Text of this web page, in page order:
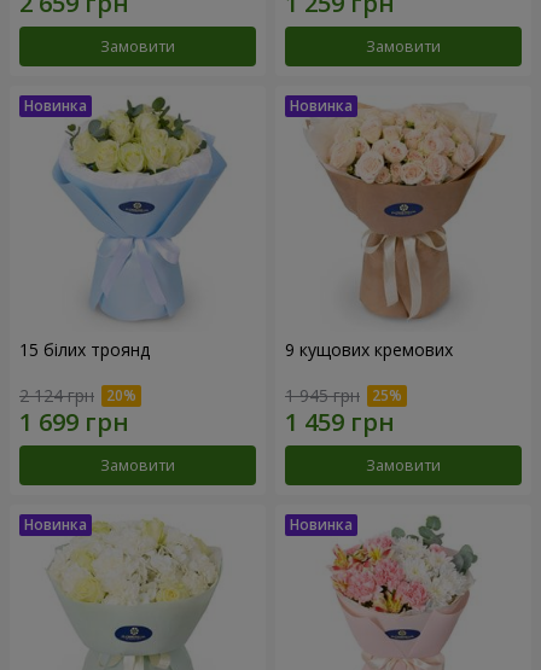
Замовити Замовити
15 білих троянд
2 124 грн
Замовити
9 кущових кремових
1 945 грн
Замовити